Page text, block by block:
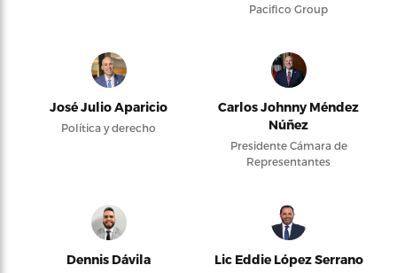
Pacifico Group
José Julio Aparicio
Política y derecho
Carlos Johnny Méndez
Núñez
Presidente Cámara de
Representantes
Dennis Dávila Lic Eddie López Serrano